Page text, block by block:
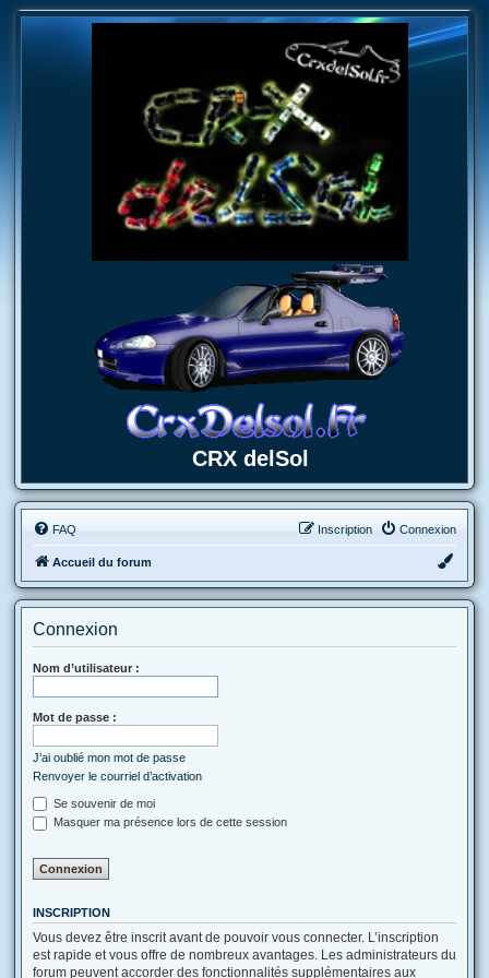
CRX delSol
FAQ Connexion
Inscription
Accueil du forum
Connexion
Nom d’utilisateur :
Mot de passe :
J’ai oublié mon mot de passe
Renvoyer le courriel d’activation
Se souvenir de moi
Masquer ma présence lors de cette session
INSCRIPTION
Vous devez être inscrit avant de pouvoir vous connecter. L’inscription
est rapide et vous offre de nombreux avantages. Les administrateurs du
forum peuvent accorder des fonctionnalités supplémentaires aux